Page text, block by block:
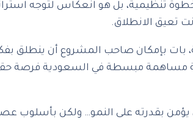
تنظيمية، بل هو انعكاس لتوجه
تعيق الانطلاق.
بات بإمكان صاحب المشروع أن ينطلق
مبسطة في السعودية فرصة حقيقية
بقدرته على النمو… ولكن بأسلوب